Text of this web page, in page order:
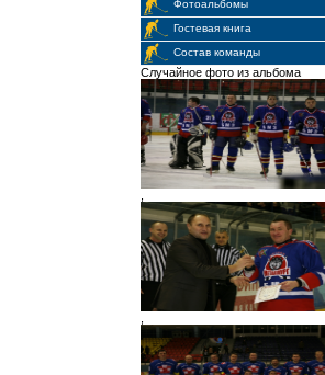
Фотоальбомы
Гостевая книга
Состав команды
Случайное фото из альбома